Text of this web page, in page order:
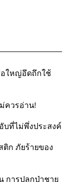
ใหญ่อึดถึกใช้
ควรอ่าน!
บที่ไม่พึ่งประสงค์
ติก ภัยร้ายของ
การปลูกป่าชาย